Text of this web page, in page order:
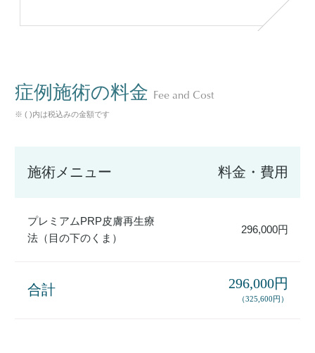
症例施術の料金 Fee and Cost
※ ( )内は税込みの金額です
施術メニュー 料金・費用
プレミアムPRP皮膚再生療
法（目の下のくま）
296,000円
合計 296,000円
（325,600円）